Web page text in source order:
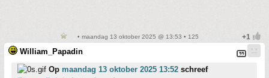
• maandag 13 oktober 2025 @ 13:53 • 125
William_Papadin
Op maandag 13 oktober 2025 13:52 schreef